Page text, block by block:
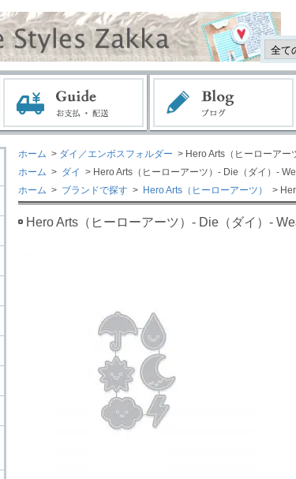
ホーム > ダイ／エンボスフォルダー > Hero Arts（ヒーローアー
ホーム > ダイ > Hero Arts（ヒーローアーツ）- Die（ダイ）-
ホーム > ブランドで探す > Hero Arts（ヒーローアーツ） >
Hero Arts（ヒーローアーツ）- Die（ダイ）-